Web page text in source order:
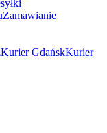
Zamawianie
Kurier GdańskKurier